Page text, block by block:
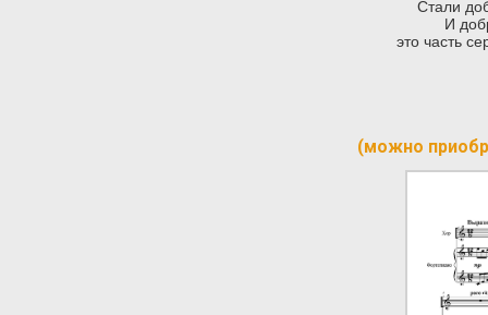
Стали
И
это часть
(можно